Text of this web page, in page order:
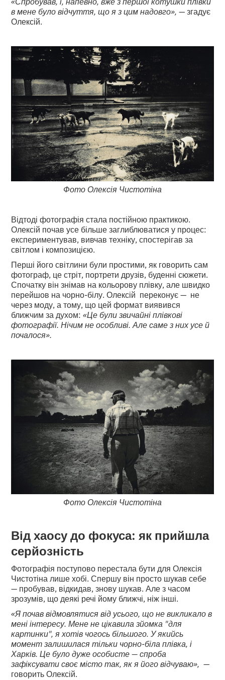
в мене було відчуття, що я з цим надовго», — згадує
Олексій.
Фото Олексія Чистотіна
Відтоді фотографія стала постійною практикою.
Олексій почав усе більше заглиблюватися у процес:
експериментував, вивчав техніку, спостерігав за
світлом і композицією.
Перші його світлини були простими, як говорить сам
фотограф, це стріт, портрети друзів, буденні сюжети.
Спочатку він знімав на кольорову плівку, але швидко
перейшов на чорно-білу. Олексій переконує — не
через моду, а тому, що цей формат виявився
ближчим за духом:«Це були звичайні плівкові
фотографії. Нічим не особливі. Але саме з них усе й
почалося».
Фото Олексія Чистотіна
Від хаосу до фокуса: як прийшла
серйозність
Фотографія поступово перестала бути для Олексія
Чистотіна лише хобі. Спершу він просто шукав себе
— пробував, відкидав, знову шукав. Але з часом
зрозумів, що деякі речі йому ближчі, ніж інші.
«Я почав відмовлятися від усього, що не викликало в
мені інтересу. Мене не цікавила зйомка "для
картинки", я хотів чогось більшого. У якийсь
момент залишилася тільки чорно-біла плівка, і
Харків. Це було дуже особисте — спроба
зафіксувати своє місто так, як я його відчуваю»,—
говорить Олексій.